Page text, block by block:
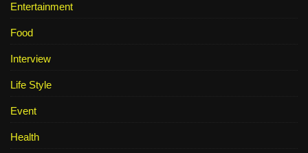
Entertainment
Food
Interview
Life Style
Event
Health